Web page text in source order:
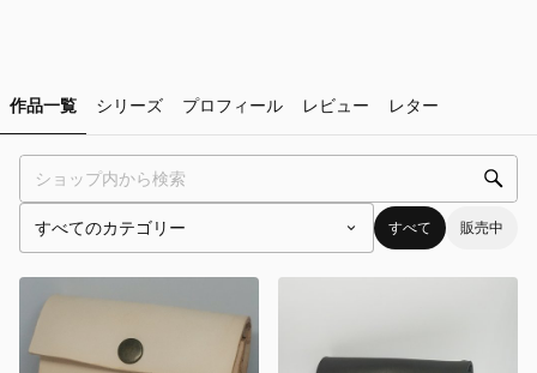
作品一覧 シリーズ プロフィール レビュー レター
すべて 販売中